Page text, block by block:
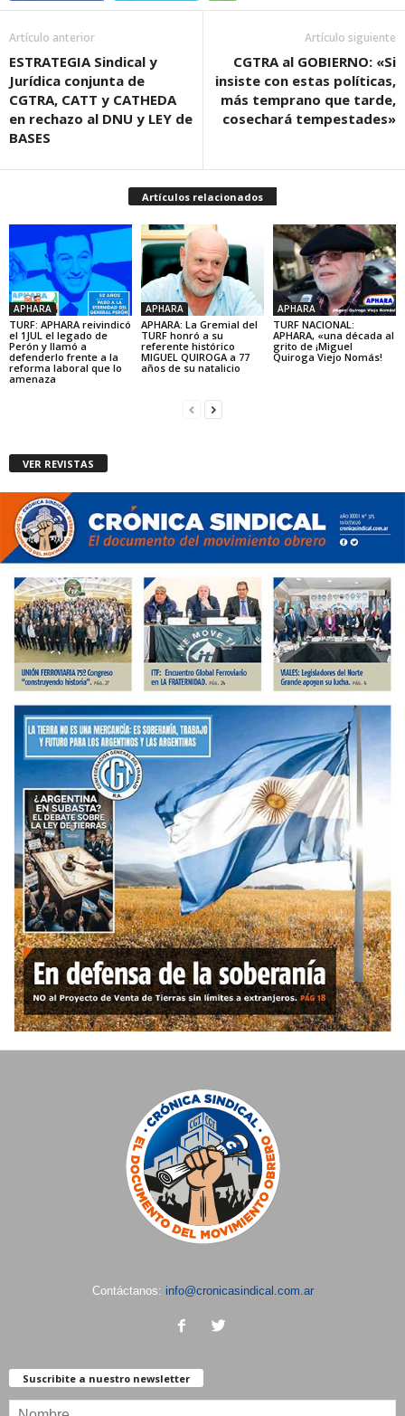
Artículo anterior
ESTRATEGIA Sindical y
Jurídica conjunta de
CGTRA, CATT y CATHEDA
en rechazo al DNU y LEY de
BASES
Artículo siguiente
CGTRA al GOBIERNO: «Si
insiste con estas políticas,
más temprano que tarde,
cosechará tempestades»
Artículos relacionados
APHARA
TURF: APHARA reivindicó
el 1JUL el legado de
Perón y llamó a
defenderlo frente a la
reforma laboral que lo
amenaza
APHARA
APHARA: La Gremial del
TURF honró a su
referente histórico
MIGUEL QUIROGA a 77
años de su natalicio
APHARA
TURF NACIONAL:
APHARA, «una década al
grito de ¡Miguel
Quiroga Viejo Nomás!
VER REVISTAS
Contáctanos: info@cronicasindical.com.ar
Suscribite a nuestro newsletter